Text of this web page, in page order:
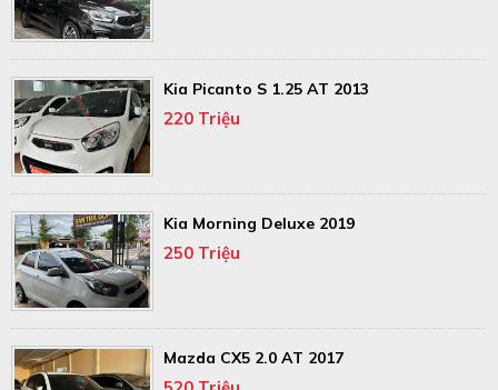
Kia Picanto S 1.25 AT 2013
220 Triệu
Kia Morning Deluxe 2019
250 Triệu
Mazda CX5 2.0 AT 2017